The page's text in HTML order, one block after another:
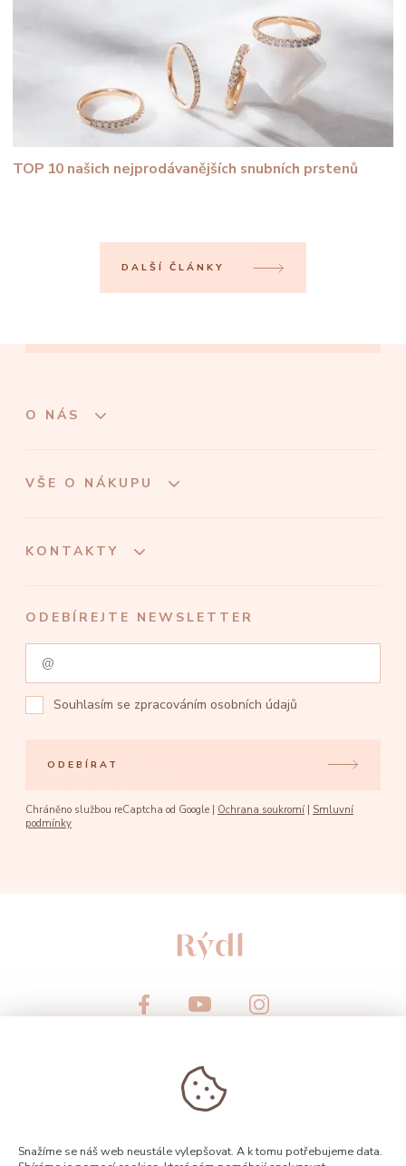
TOP 10 našich nejprodávanějších snubních prstenů
DALŠÍ ČLÁNKY
O NÁS
VŠE O NÁKUPU
KONTAKTY
ODEBÍREJTE NEWSLETTER
Souhlasím se zpracováním osobních údajů
ODEBÍRAT
Chráněno službou reCaptcha od Google | Ochrana soukromí | Smluvní
podmínky
© 2026, Rýdl
Snažíme se náš web neustále vylepšovat. A k tomu potřebujeme data.